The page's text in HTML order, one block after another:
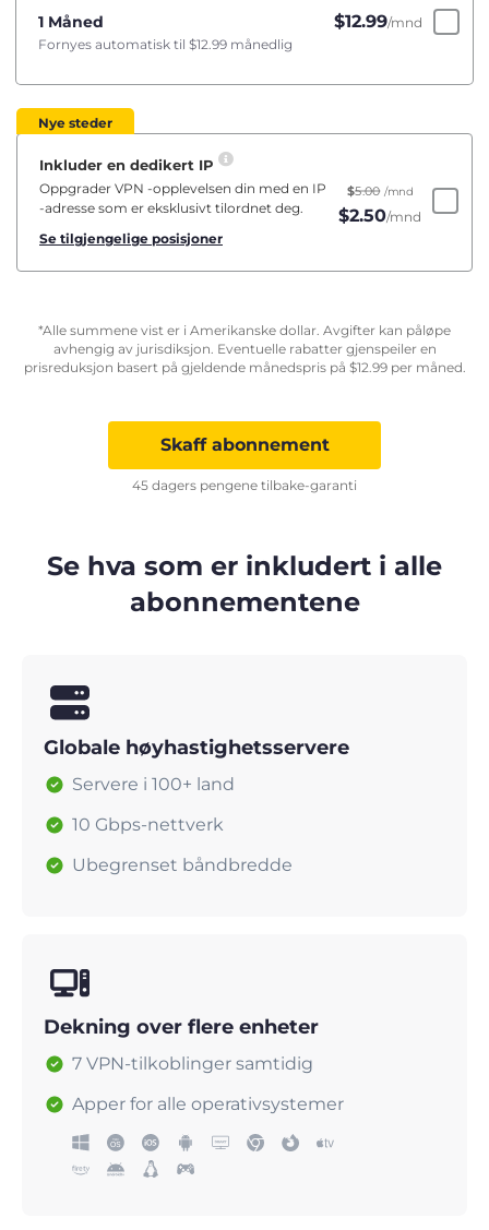
1 Måned $12.99/mnd
Fornyes automatisk til $12.99 månedlig
Nye steder
Inkluder en dedikert IP
Oppgrader VPN -opplevelsen din med en IP
-adresse som er eksklusivt tilordnet deg.
Se tilgjengelige posisjoner
$5.00 /mnd
$2.50/mnd
*Alle summene vist er i Amerikanske dollar. Avgifter kan påløpe
avhengig av jurisdiksjon. Eventuelle rabatter gjenspeiler en
prisreduksjon basert på gjeldende månedspris på $12.99per måned.
Skaff abonnement
45 dagers pengene tilbake-garanti
Se hva som er inkludert i alle
abonnementene
Globale høyhastighetsservere
Servere i 100+ land
10 Gbps-nettverk
Ubegrenset båndbredde
Dekning over flere enheter
7 VPN-tilkoblinger samtidig
Apper for alle operativsystemer